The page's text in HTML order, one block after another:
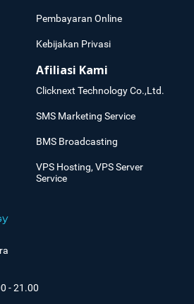
Pembayaran Online
Kebijakan Privasi
Afiliasi Kami
Clicknext Technology Co.,Ltd.
SMS Marketing Service
BMS Broadcasting
VPS Hosting, VPS Server
Service
- 21.00